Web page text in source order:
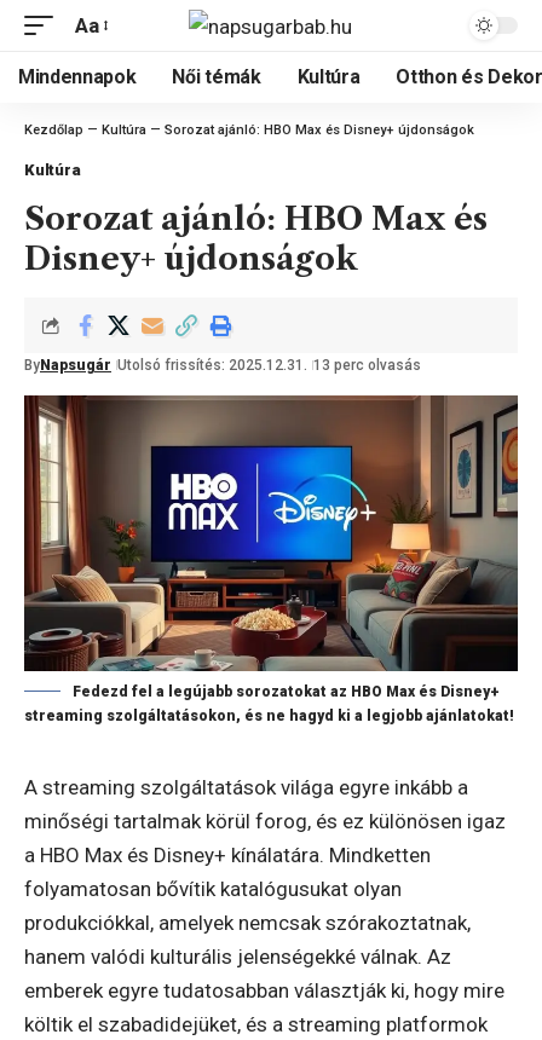
Aa
Mindennapok Női témák Kultúra Otthon és
Kezdőlap — Kultúra — Sorozat ajánló: HBO Max és Disney+ újdonságok
Kultúra
Sorozat ajánló: HBO Max és
Disney+ újdonságok
By Napsugár Utolsó frissítés: 2025.12.31. 13 perc olvasás
Fedezd fel a legújabb sorozatokat az HBO Max és Disney+
streaming szolgáltatásokon, és ne hagyd ki a legjobb ajánlatokat!
A streaming szolgáltatások világa egyre inkább a
minőségi tartalmak körül forog, és ez különösen igaz
a HBO Max és Disney+ kínálatára. Mindketten
folyamatosan bővítik katalógusukat olyan
produkciókkal, amelyek nemcsak szórakoztatnak,
hanem valódi kulturális jelenségekké válnak. Az
emberek egyre tudatosabban választják ki, hogy mire
költik el szabadidejüket, és a streaming platformok